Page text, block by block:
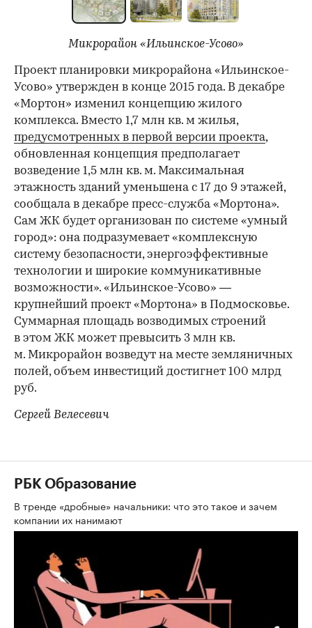
Микрорайон «Ильинское-Усово»
Проект планировки микрорайона «Ильинское-
Усово» утвержден в конце 2015 года. В декабре
«Мортон» изменил концепцию жилого
комплекса. Вместо 1,7 млн кв. м жилья,
предусмотренных в первой версии проекта,
обновленная концепция предполагает
возведение 1,5 млн кв. м. Максимальная
этажность зданий уменьшена с 17 до 9 этажей,
сообщала в декабре пресс-служба «Мортона».
Сам ЖК будет организован по системе «умный
город»: она подразумевает «комплексную
систему безопасности, энергоэффективные
технологии и широкие коммуникативные
возможности». «Ильинское-Усово» —
крупнейший проект «Мортона» в Подмосковье.
Суммарная площадь возводимых строений
в этом ЖК может превысить 3 млн кв.
м. Микрорайон возведут на месте земляничных
полей, объем инвестиций достигнет 100 млрд
руб.
Сергей Велесевич
РБК Образование
В тренде «дробные» начальники: что это такое и зачем
компании их нанимают